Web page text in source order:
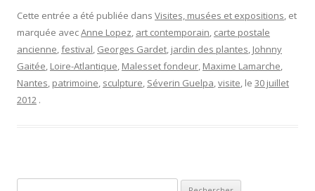
Cette entrée a été publiée dans Visites, musées et expositions, et
marquée avecAnne Lopez, art contemporain, carte postale
ancienne,festival, Georges Gardet, jardin des plantes, Johnny
Gaitée, Loire-Atlantique, Malesset fondeur, Maxime Lamarche,
Nantes, patrimoine, sculpture, Séverin Guelpa,visite, le 30 juillet
2012 .